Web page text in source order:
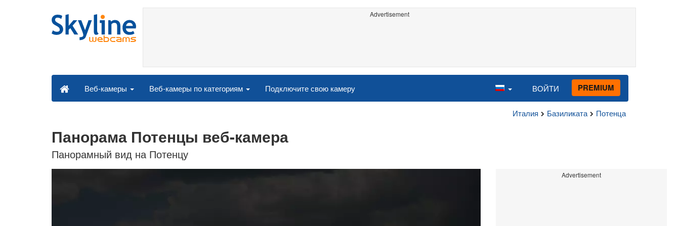
Advertisement
Веб-камеры Веб-камеры по категориям Подключите свою камеру ВОЙТИ PREMIUM
Италия Базиликата Потенца
Панорама Потенцы веб-камера
Панорамный вид на Потенцу
Advertisement